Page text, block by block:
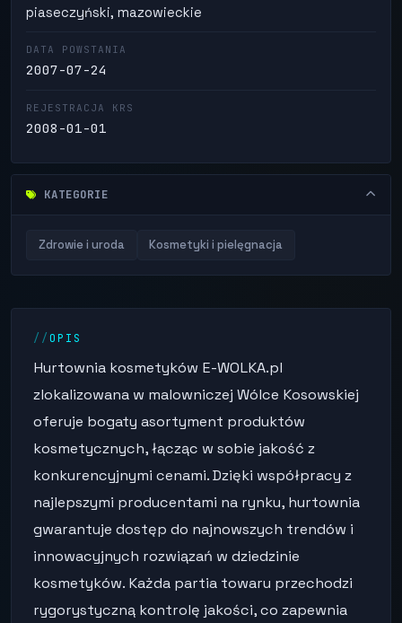
piaseczyński, mazowieckie
DATA POWSTANIA
2007-07-24
REJESTRACJA KRS
2008-01-01
KATEGORIE
Zdrowie i uroda Kosmetyki i pielęgnacja
OPIS
Hurtownia kosmetyków E-WOLKA.pl
zlokalizowana w malowniczej Wólce Kosowskiej
oferuje bogaty asortyment produktów
kosmetycznych, łącząc w sobie jakość z
konkurencyjnymi cenami. Dzięki współpracy z
najlepszymi producentami na rynku, hurtownia
gwarantuje dostęp do najnowszych trendów i
innowacyjnych rozwiązań w dziedzinie
kosmetyków. Każda partia towaru przechodzi
rygorystyczną kontrolę jakości, co zapewnia